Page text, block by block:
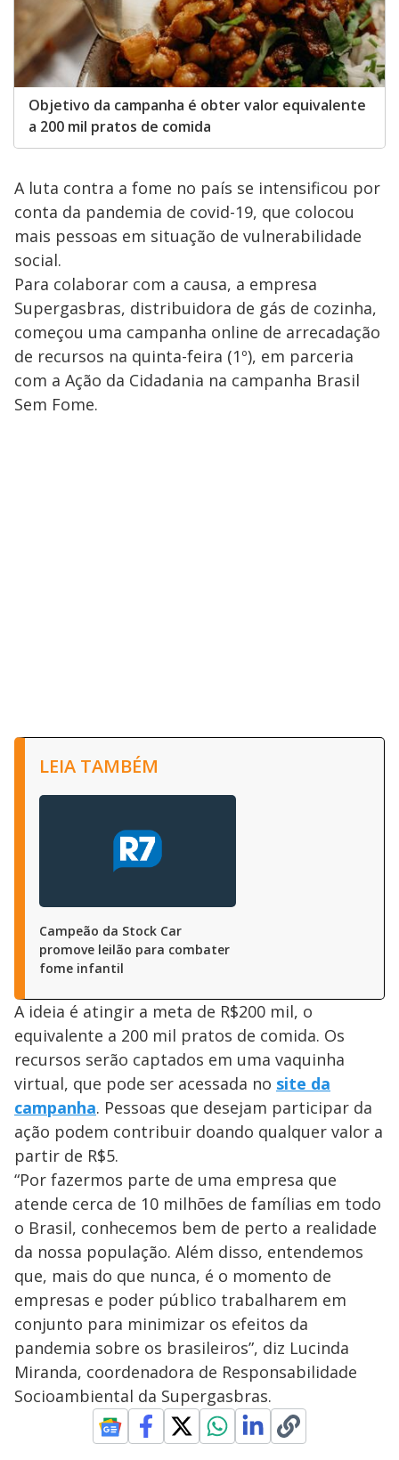
Objetivo da campanha é obter valor equivalente
a 200 mil pratos de comida
A luta contra a fome no país se intensificou por
conta da pandemia de covid-19, que colocou
mais pessoas em situação de vulnerabilidade
social.
Para colaborar com a causa, a empresa
Supergasbras, distribuidora de gás de cozinha,
começou uma campanha online de arrecadação
de recursos na quinta-feira (1º), em parceria
com a Ação da Cidadania na campanha Brasil
Sem Fome.
LEIA TAMBÉM
Campeão da Stock Car
promove leilão para combater
fome infantil
A ideia é atingir a meta de R$200 mil, o
equivalente a 200 mil pratos de comida. Os
recursos serão captados em uma vaquinha
virtual, que pode ser acessada no site da
campanha. Pessoas que desejam participar da
ação podem contribuir doando qualquer valor a
partir de R$5.
“Por fazermos parte de uma empresa que
atende cerca de 10 milhões de famílias em todo
o Brasil, conhecemos bem de perto a realidade
da nossa população. Além disso, entendemos
que, mais do que nunca, é o momento de
empresas e poder público trabalharem em
conjunto para minimizar os efeitos da
pandemia sobre os brasileiros”, diz Lucinda
Miranda, coordenadora de Responsabilidade
Socioambiental da Supergasbras.